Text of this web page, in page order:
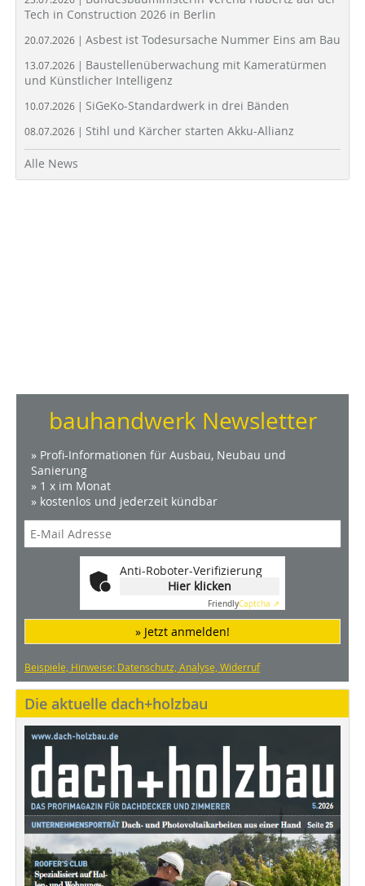
Tech in Construction 2026 in Berlin
20.07.2026 | Asbest ist Todesursache Nummer Eins am Bau
13.07.2026 | Baustellenüberwachung mit Kameratürmen
und Künstlicher Intelligenz
10.07.2026 | SiGeKo-Standardwerk in drei Bänden
08.07.2026 | Stihl und Kärcher starten Akku-Allianz
Alle News
bauhandwerk Newsletter
» Profi-Informationen für Ausbau, Neubau und
Sanierung
» 1 x im Monat
» kostenlos und jederzeit kündbar
Anti-Roboter-Verifizierung
Hier klicken
FriendlyCaptcha ⇗
» Jetzt anmelden!
Beispiele, Hinweise: Datenschutz, Analyse, Widerruf
Die aktuelle dach+holzbau